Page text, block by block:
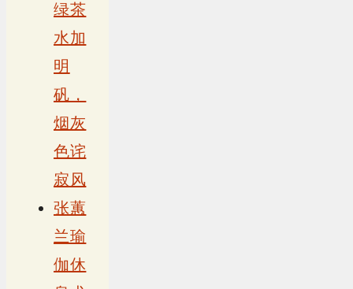
绿茶
水加
明
矾，
烟灰
色诧
寂风
张蕙
兰瑜
伽休